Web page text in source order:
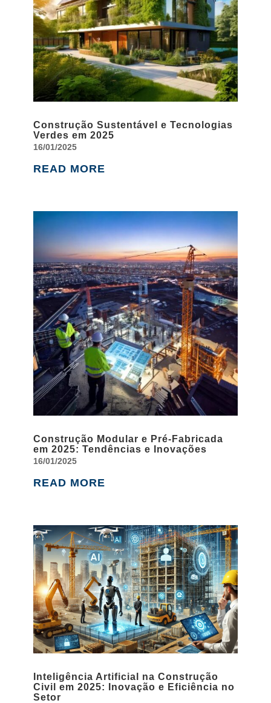
Construção Sustentável e Tecnologias
Verdes em 2025
16/01/2025
READ MORE
Construção Modular e Pré-Fabricada
em 2025: Tendências e Inovações
16/01/2025
READ MORE
Inteligência Artificial na Construção
Civil em 2025: Inovação e Eficiência no
Setor